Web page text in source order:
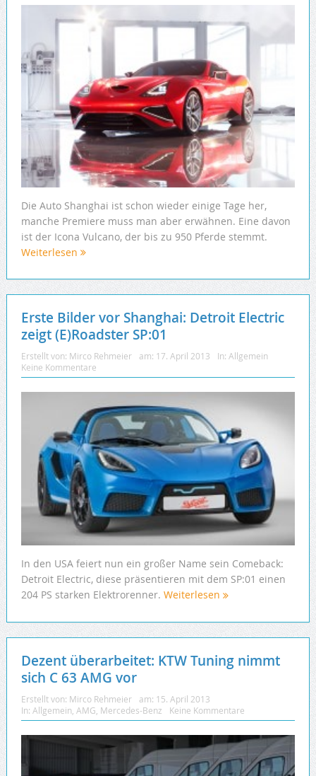
Die Auto Shanghai ist schon wieder einige Tage her,
manche Premiere muss man aber erwähnen. Eine davon
ist der Icona Vulcano, der bis zu 950 Pferde stemmt.
Weiterlesen
Erste Bilder vor Shanghai: Detroit Electric
zeigt (E)Roadster SP:01
Erstellt von: Mirco Rehmeier am: 17. April 2013 In: Allgemein
Keine Kommentare
In den USA feiert nun ein großer Name sein Comeback:
Detroit Electric, diese präsentieren mit dem SP:01 einen
204 PS starken Elektrorenner. Weiterlesen
Dezent überarbeitet: KTW Tuning nimmt
sich C 63 AMG vor
Erstellt von: Mirco Rehmeier am: 15. April 2013
In: Allgemein AMG Mercedes-Benz Keine Kommentare